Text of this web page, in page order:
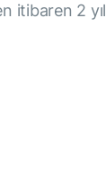
itibaren 2 yıl